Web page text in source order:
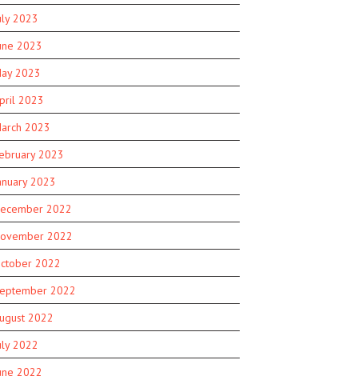
2023
2023
2023
2023
2023
2023
2023
2022
2022
2022
2022
2022
2022
2022